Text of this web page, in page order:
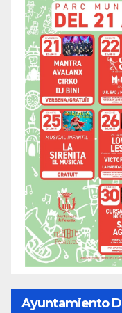
Ayuntamiento